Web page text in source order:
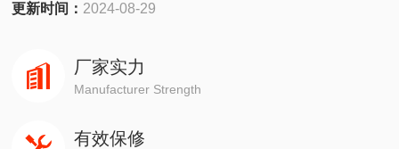
件进行全尺寸测量、内部装配评估、无损检测。广泛的模具
同应用领域测量需求。整个测量过程无需特殊夹具及复杂的
编程便可满足高效、快速
更新时间： 2024-08-29
厂家实力
Manufacturer Strength
有效保修